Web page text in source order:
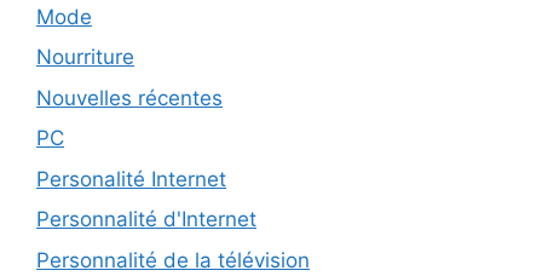
Mode
Nourriture
Nouvelles récentes
PC
Personalité Internet
Personnalité d'Internet
Personnalité de la télévision